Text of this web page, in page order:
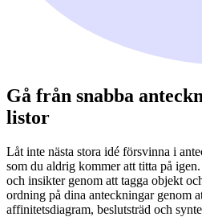
Gå från snabba
listor
Låt inte nästa stora idé försvinna i
som du aldrig kommer att titta på
och insikter genom att tagga objekt
ordning på dina anteckningar genom
affinitetsdiagram, beslutsträd och